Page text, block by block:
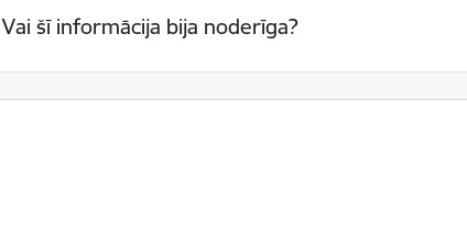
Vai šī informācija bija noderīga?